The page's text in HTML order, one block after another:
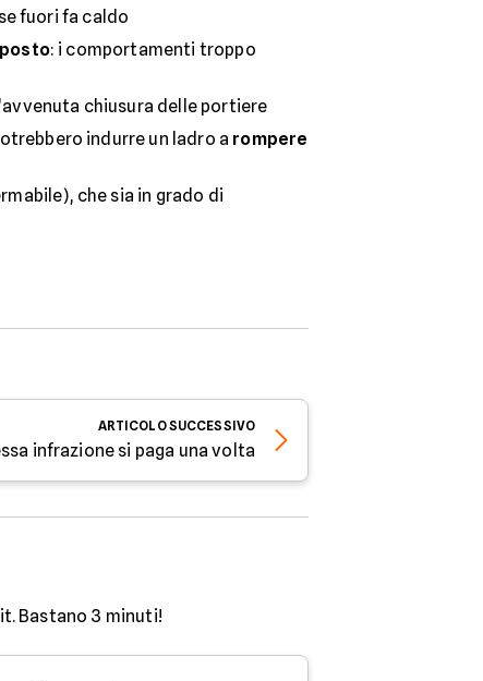
fuori fa caldo
: i comportamenti troppo
chiusura delle portiere
indurre un ladro a rompere
che sia in grado di
ARTICOLOSUCCESSIVO
infrazione si paga una volta
Bastano 3 minuti!